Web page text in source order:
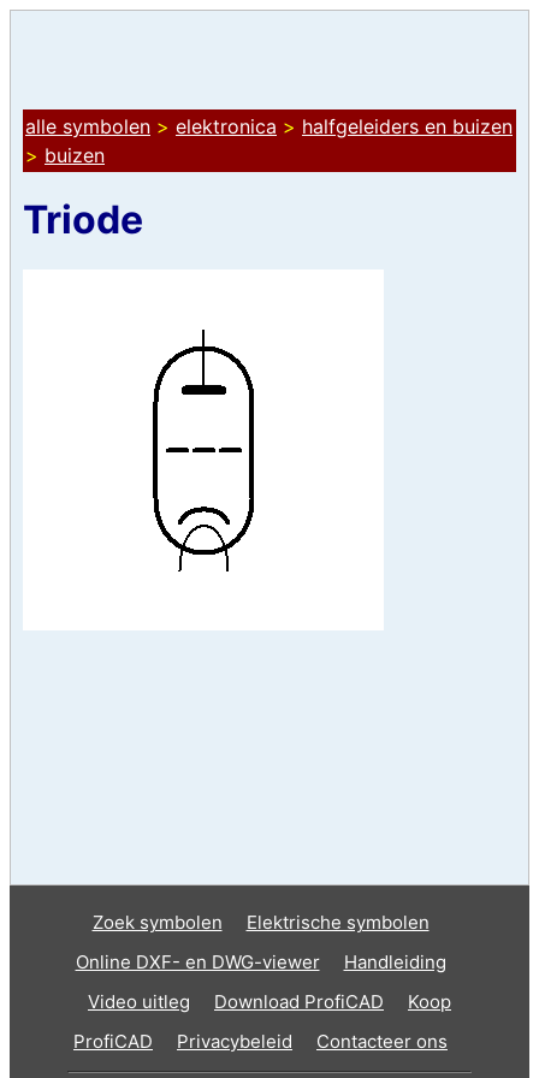
alle symbolen > elektronica > halfgeleiders en buizen
> buizen
Triode
Zoek symbolen
Elektrische symbolen
Online DXF- en DWG-viewer
Handleiding
Video uitleg
Download ProfiCAD
Koop
ProfiCAD
Privacybeleid Contacteer ons